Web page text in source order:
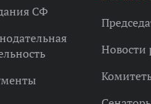
СФ
Новости